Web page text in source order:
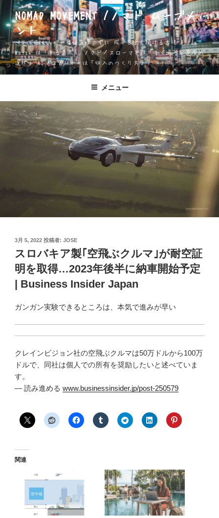
ン
テ
ン
ツ
へ
ス
プ
NOMAD MOVEMENT /ノマド ムーブメ
ント
一人で働く人が、身体を壊さずに 成果を出し続ける方法 Apple
Watch は「測る道具」 ノマド／スローマドは「働く場所と速度の
選択」 AIソロプレナーは「収入のつくり方」
メニュー
投
日:
3月 5, 2022 投稿者: JOSE
スロバキア製｢空飛ぶクルマ｣が耐空証
明を取得…2023年後半に納車開始予定
| Business Insider Japan
ガンガン実験できるところは、本気で進みが早い
クレインビジョン社の空飛ぶクルマは50万ドルから100万
ドルで、同社は個人での所有を奨励したいと述べていま
す。
— 読み進める www.businessinsider.jp/post-250579
関連